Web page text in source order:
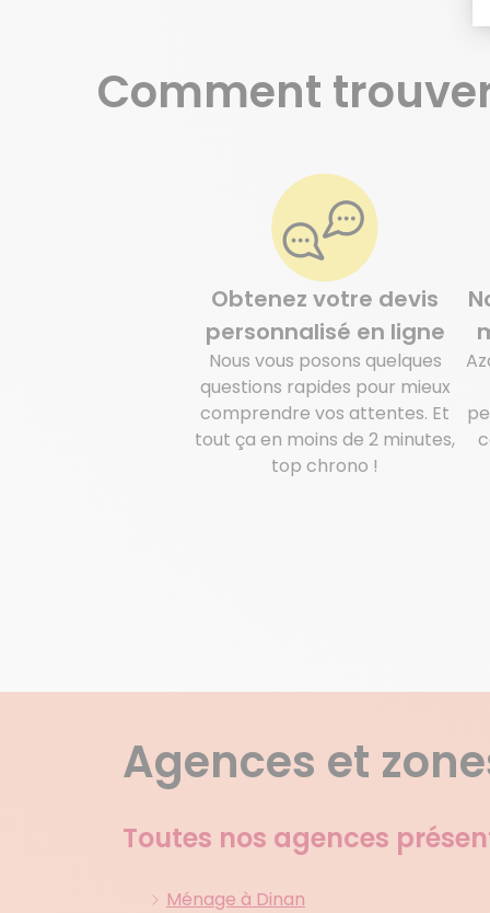
Comment
Obtenez votre devis
personnalisé en ligne
Nous vous posons quelques
questions rapides pour mieux
comprendre vos attentes. Et
tout ça en moins de 2 minutes,
top chrono !
Agences et
Toutes nos agences
Ménage à Dinan